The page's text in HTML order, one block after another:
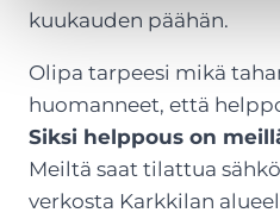
kuukauden päähän.
Olipa tarpeesi mikä
huomanneet, että
Siksi helppous on
Meiltä saat tilattua
verkosta Karkkilan